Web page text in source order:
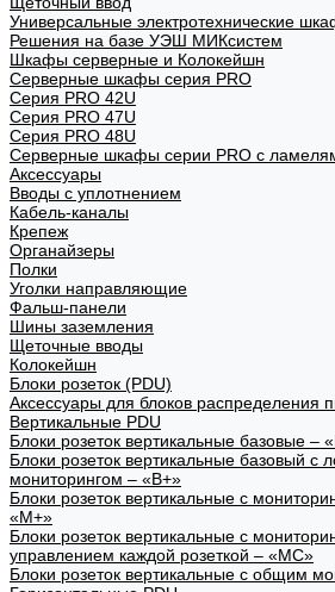
Универсальные электротехнические
Решения на базе УЭШ МИКсистем
Шкафы серверные и Колокейшн
Серверные шкафы серия PRO
Серия PRO 42U
Серия PRO 47U
Серия PRO 48U
Серверные шкафы серии PRO с
Аксессуары
Вводы с уплотнением
Кабель-каналы
Крепеж
Органайзеры
Полки
Уголки направляющие
Фальш-панели
Шины заземления
Щеточные вводы
Колокейшн
Блоки розеток (PDU)
Аксессуары для блоков распределения
Вертикальные PDU
Блоки розеток вертикальные базовые –
Блоки розеток вертикальные базовый с
мониторингом – «В+»
Блоки розеток вертикальные с
«М+»
Блоки розеток вертикальные с
управлением каждой розеткой – «МС»
Блоки розеток вертикальные с общим